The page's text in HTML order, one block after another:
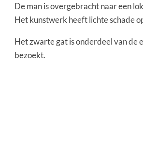
De man is overgebracht naar een
Het kunstwerk heeft lichte schade
Het zwarte gat is onderdeel van de
bezoekt.